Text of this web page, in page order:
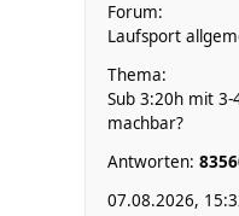
Forum:
Laufsport
Thema:
Sub 3:20h mit 3-
machbar?
Antworten:
07.08.2026,